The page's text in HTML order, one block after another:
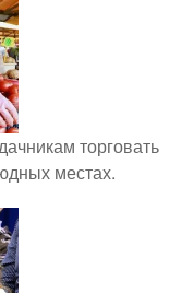
торговать
местах.